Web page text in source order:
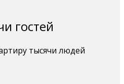
гостей
тысячи людей